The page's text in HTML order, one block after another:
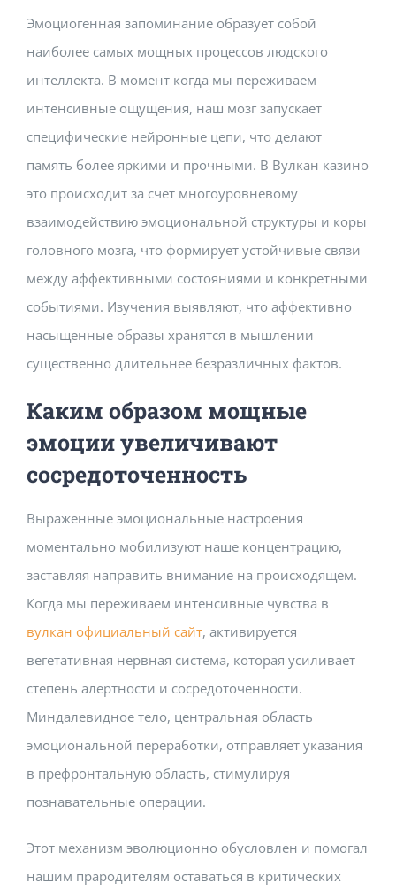
Computer Lab
Last Three Year Result
PTA Members
Land Certificate
Fire Safety
Water Health Certificate
Building Safety Certificate
Эмоциогенная запоминание образует собой
наиболее самых мощных процессов людского
интеллекта. В момент когда мы переживаем
интенсивные ощущения, наш мозг запускает
специфические нейронные цепи, что делают
память более яркими и прочными. В Вулкан казино
это происходит за счет многоуровневому
взаимодействию эмоциональной структуры и коры
головного мозга, что формирует устойчивые связи
между аффективными состояниями и конкретными
событиями. Изучения выявляют, что аффективно
насыщенные образы хранятся в мышлении
существенно длительнее безразличных фактов.
Каким образом мощные
эмоции увеличивают
сосредоточенность
Выраженные эмоциональные настроения
моментально мобилизуют наше концентрацию,
заставляя направить внимание на происходящем.
Когда мы переживаем интенсивные чувства в
вулкан официальный сайт, активируется
вегетативная нервная система, которая усиливает
степень алертности и сосредоточенности.
Миндалевидное тело, центральная область
эмоциональной переработки, отправляет указания
в префронтальную область, стимулируя
познавательные операции.
Этот механизм эволюционно обусловлен и помогал
нашим прародителям оставаться в критических